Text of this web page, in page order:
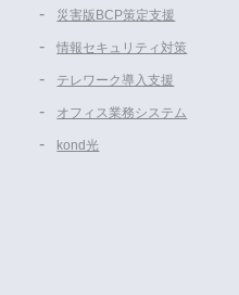
災害版BCP策定支援
情報セキュリティ対策
テレワーク導入支援
オフィス業務システム
kond光